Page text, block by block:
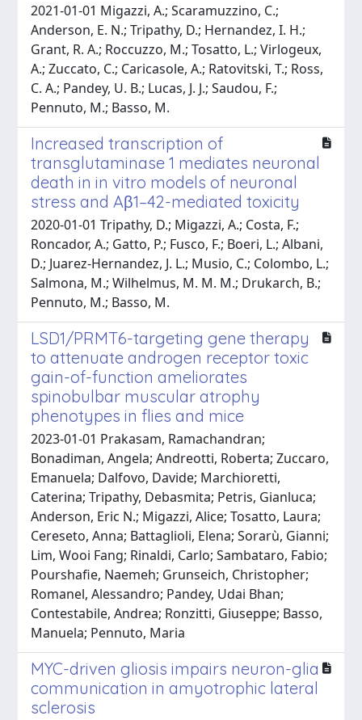
2021-01-01 Migazzi, A.; Scaramuzzino, C.;
Anderson, E. N.; Tripathy, D.; Hernandez, I. H.;
Grant, R. A.; Roccuzzo, M.; Tosatto, L.; Virlogeux,
A.; Zuccato, C.; Caricasole, A.; Ratovitski, T.; Ross,
C. A.; Pandey, U. B.; Lucas, J. J.; Saudou, F.;
Pennuto, M.; Basso, M.
Increased transcription of
transglutaminase 1 mediates neuronal
death in in vitro models of neuronal
stress and Aβ1–42-mediated toxicity
2020-01-01 Tripathy, D.; Migazzi, A.; Costa, F.;
Roncador, A.; Gatto, P.; Fusco, F.; Boeri, L.; Albani,
D.; Juarez-Hernandez, J. L.; Musio, C.; Colombo, L.;
Salmona, M.; Wilhelmus, M. M. M.; Drukarch, B.;
Pennuto, M.; Basso, M.
LSD1/PRMT6-targeting gene therapy
to attenuate androgen receptor toxic
gain-of-function ameliorates
spinobulbar muscular atrophy
phenotypes in flies and mice
2023-01-01 Prakasam, Ramachandran;
Bonadiman, Angela; Andreotti, Roberta; Zuccaro,
Emanuela; Dalfovo, Davide; Marchioretti,
Caterina; Tripathy, Debasmita; Petris, Gianluca;
Anderson, Eric N.; Migazzi, Alice; Tosatto, Laura;
Cereseto, Anna; Battaglioli, Elena; Sorarù, Gianni;
Lim, Wooi Fang; Rinaldi, Carlo; Sambataro, Fabio;
Pourshafie, Naemeh; Grunseich, Christopher;
Romanel, Alessandro; Pandey, Udai Bhan;
Contestabile, Andrea; Ronzitti, Giuseppe; Basso,
Manuela; Pennuto, Maria
MYC-driven gliosis impairs neuron-glia
communication in amyotrophic lateral
sclerosis